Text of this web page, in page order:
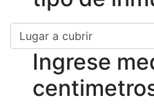
Ingrese